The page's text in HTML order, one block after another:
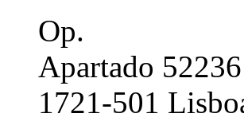
Op.
Apartado 52236
1721-501